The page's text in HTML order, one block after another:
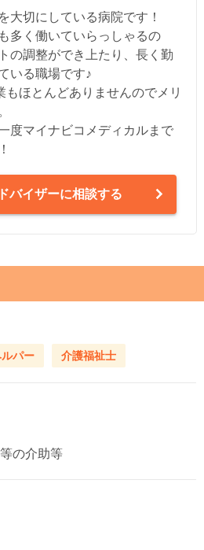
大切にしている病院です！
多く働いていらっしゃるの
の調整ができ上たり、長く勤
いる職場です♪
ほとんどありませんのでメリ
度マイナビコメディカルまで
バイザーに相談する
パー 介護福祉士
の介助等